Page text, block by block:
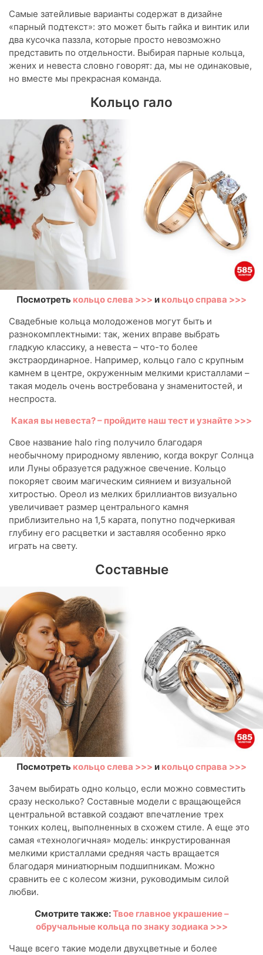
Самые затейливые варианты содержат в дизайне
«парный подтекст»: это может быть гайка и винтик или
два кусочка паззла, которые просто невозможно
представить по отдельности. Выбирая парные кольца,
жених и невеста словно говорят: да, мы не одинаковые,
но вместе мы прекрасная команда.
Кольцо гало
Посмотреть кольцо слева >>> и кольцо справа >>>
Свадебные кольца молодоженов могут быть и
разнокомплектными: так, жених вправе выбрать
гладкую классику, а невеста – что-то более
экстраординарное. Например, кольцо гало с крупным
камнем в центре, окруженным мелкими кристаллами –
такая модель очень востребована у знаменитостей, и
неспроста.
Какая вы невеста? – пройдите наш тест и узнайте >>>
Свое название halo ring получило благодаря
необычному природному явлению, когда вокруг Солнца
или Луны образуется радужное свечение. Кольцо
покоряет своим магическим сиянием и визуальной
хитростью. Ореол из мелких бриллиантов визуально
увеличивает размер центрального камня
приблизительно на 1,5 карата, попутно подчеркивая
глубину его расцветки и заставляя особенно ярко
играть на свету.
Составные
Посмотреть кольцо слева >>> и кольцо справа >>>
Зачем выбирать одно кольцо, если можно совместить
сразу несколько? Составные модели с вращающейся
центральной вставкой создают впечатление трех
тонких колец, выполненных в схожем стиле. А еще это
самая «технологичная» модель: инкрустированная
мелкими кристаллами средняя часть вращается
благодаря миниатюрным подшипникам. Можно
сравнить ее с колесом жизни, руководимым силой
любви.
Смотрите также:Твое главное украшение –
обручальные кольца по знаку зодиака >>>
Чаще всего такие модели двухцветные и более